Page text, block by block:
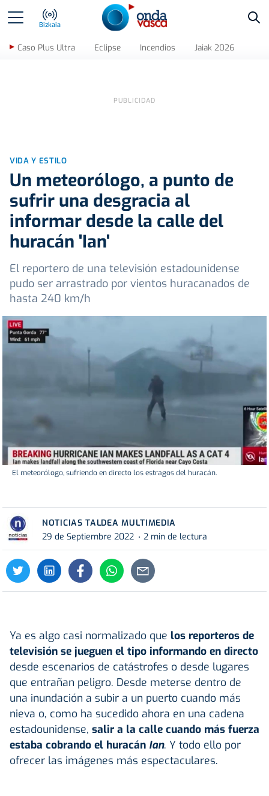
Bizkaia
Caso Plus Ultra Eclipse Incendios Jaiak 2026
VIDA Y ESTILO
Un meteorólogo, a punto de
sufrir una desgracia al
informar desde la calle del
huracán 'Ian'
El reportero de una televisión estadounidense
pudo ser arrastrado por vientos huracanados de
hasta 240 km/h
El meteorólogo, sufriendo en directo los estragos del huracán.
NOTICIAS TALDEA MULTIMEDIA
29 de Septiembre 2022
2 min de lectura
Ya es algo casi normalizado que los reporteros de
televisión se jueguen el tipo informando en directo
desde escenarios de catástrofes o desde lugares
que entrañan peligro. Desde meterse dentro de
una inundación a subir a un puerto cuando más
nieva o, como ha sucedido ahora en una cadena
estadounidense, salir a la calle cuando más fuerza
estaba cobrando el huracán Ian. Y todo ello por
ofrecer las imágenes más espectaculares.